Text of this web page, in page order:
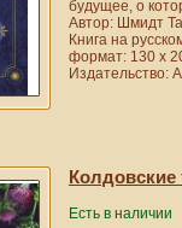
будущее, о
Автор: Шмидт
Книга на
формат: 130 х
Издательство:
Колдовские
Есть в наличии